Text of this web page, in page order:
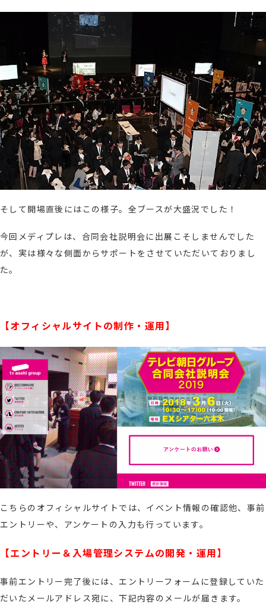
そして開場直後にはこの様子。全ブースが大盛況でした！
今回メディプレは、合同会社説明会に出展こそしませんでした
が、実は様々な側面からサポートをさせていただいておりまし
た。
【オフィシャルサイトの制作・運用】
こちらのオフィシャルサイトでは、イベント情報の確認他、事前
エントリーや、アンケートの入力も行っています。
【エントリー＆入場管理システムの開発・運用】
事前エントリー完了後には、エントリーフォームに登録していた
だいたメールアドレス宛に、下記内容のメールが届きます。